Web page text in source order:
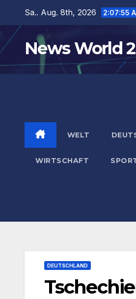
springen
Sa.. Aug. 8th, 2026 2:07:56
News World
WELT
WIRTSCHAFT
DEUTSCHLAND